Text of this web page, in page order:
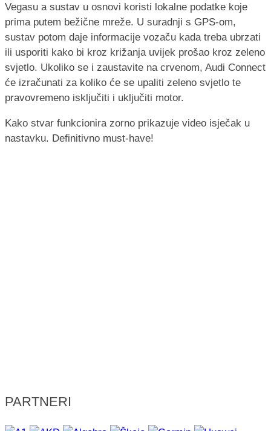
Vegasu a sustav u osnovi koristi lokalne podatke koje
prima putem bežične mreže. U suradnji s GPS-om,
sustav potom daje informacije vozaču kada treba ubrzati
ili usporiti kako bi kroz križanja uvijek prošao kroz zeleno
svjetlo. Ukoliko se i zaustavite na crvenom, Audi Connect
će izračunati za koliko će se upaliti zeleno svjetlo te
pravovremeno isključiti i uključiti motor.
Kako stvar funkcionira zorno prikazuje video isječak u
nastavku. Definitivno must-have!
PARTNERI